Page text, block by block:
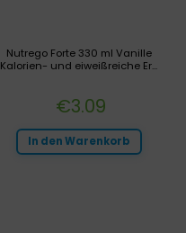
Nutrego Forte 330 ml Vanille
Kalorien- und eiweißreiche Er...
€3.09
In den Warenkorb